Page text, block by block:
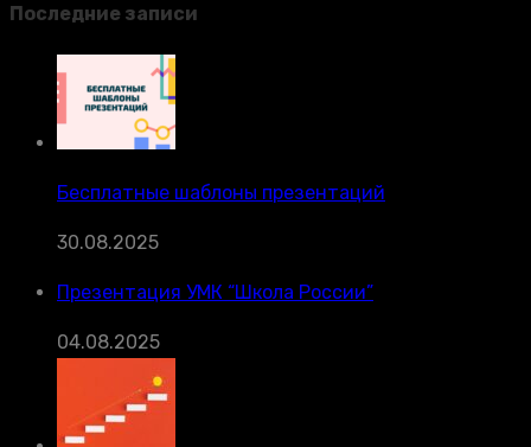
Последние записи
Бесплатные шаблоны презентаций
30.08.2025
Презентация УМК “Школа России”
04.08.2025